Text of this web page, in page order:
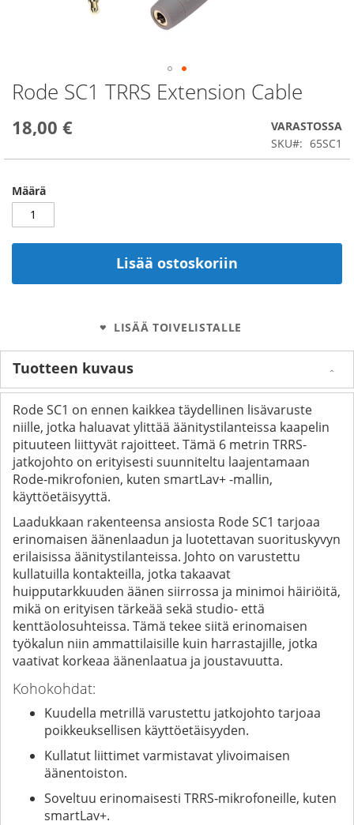
Rode SC1 TRRS Extension Cable
18,00 €
VARASTOSSA
SKU
65SC1
Määrä
Lisää ostoskoriin
LISÄÄ TOIVELISTALLE
Skip
to
beginning
the
gallery
Tuotteen kuvaus
Rode SC1 on ennen kaikkea täydellinen lisävaruste
niille, jotka haluavat ylittää äänitystilanteissa kaapelin
pituuteen liittyvät rajoitteet. Tämä 6 metrin TRRS-
jatkojohto on erityisesti suunniteltu laajentamaan
Rode-mikrofonien, kuten smartLav+ -mallin,
käyttöetäisyyttä.
Laadukkaan rakenteensa ansiosta Rode SC1 tarjoaa
erinomaisen äänenlaadun ja luotettavan suorituskyvyn
erilaisissa äänitystilanteissa. Johto on varustettu
kullatuilla kontakteilla, jotka takaavat
huipputarkkuuden äänen siirrossa ja minimoi häiriöitä,
mikä on erityisen tärkeää sekä studio- että
kenttäolosuhteissa. Tämä tekee siitä erinomaisen
työkalun niin ammattilaisille kuin harrastajille, jotka
vaativat korkeaa äänenlaatua ja joustavuutta.
Kohokohdat:
Kuudella metrillä varustettu jatkojohto tarjoaa
poikkeuksellisen käyttöetäisyyden.
Kullatut liittimet varmistavat ylivoimaisen
äänentoiston.
Soveltuu erinomaisesti TRRS-mikrofoneille, kuten
smartLav+.